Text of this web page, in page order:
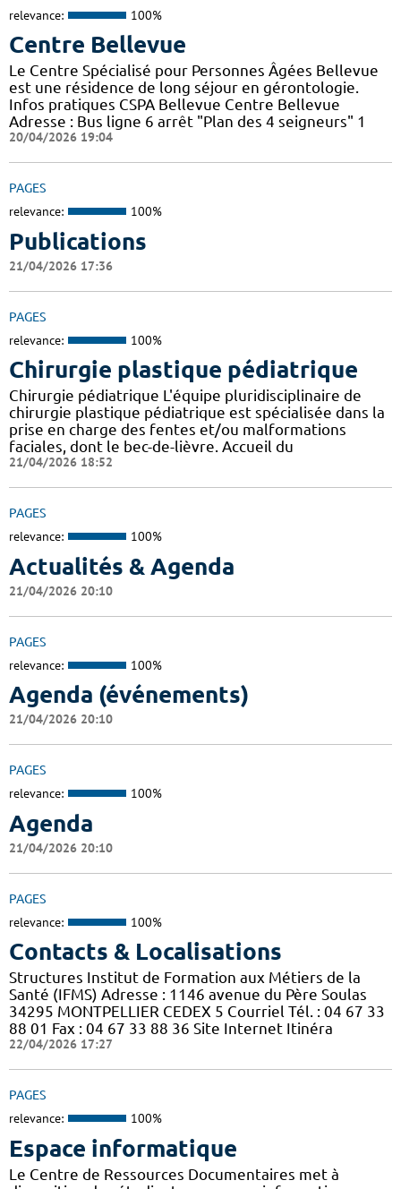
relevance: 100%
Centre Bellevue
Le Centre Spécialisé pour Personnes Âgées Bellevue
est une résidence de long séjour en gérontologie.
Infos pratiques CSPA Bellevue Centre Bellevue
Adresse : Bus ligne 6 arrêt "Plan des 4 seigneurs" 1
20/04/2026 19:04
PAGES
relevance: 100%
Publications
21/04/2026 17:36
PAGES
relevance: 100%
Chirurgie plastique pédiatrique
Chirurgie pédiatrique L'équipe pluridisciplinaire de
chirurgie plastique pédiatrique est spécialisée dans la
prise en charge des fentes et/ou malformations
faciales, dont le bec-de-lièvre. Accueil du
21/04/2026 18:52
PAGES
relevance: 100%
Actualités & Agenda
21/04/2026 20:10
PAGES
relevance: 100%
Agenda (événements)
21/04/2026 20:10
PAGES
relevance: 100%
Agenda
21/04/2026 20:10
PAGES
relevance: 100%
Contacts & Localisations
Structures Institut de Formation aux Métiers de la
Santé (IFMS) Adresse : 1146 avenue du Père Soulas
34295 MONTPELLIER CEDEX 5 Courriel Tél. : 04 67 33
88 01 Fax : 04 67 33 88 36 Site Internet Itinéra
22/04/2026 17:27
PAGES
relevance: 100%
Espace informatique
Le Centre de Ressources Documentaires met à